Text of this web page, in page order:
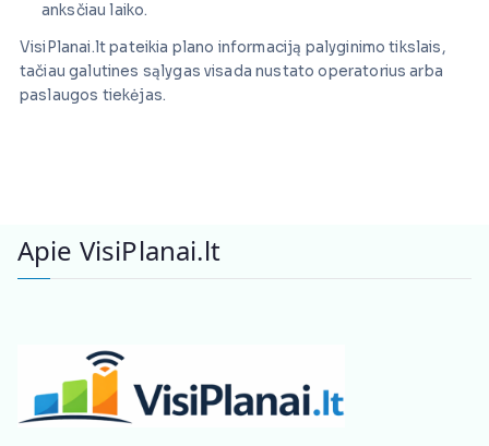
anksčiau laiko.
VisiPlanai.lt pateikia plano informaciją palyginimo tikslais,
tačiau galutines sąlygas visada nustato operatorius arba
paslaugos tiekėjas.
Apie VisiPlanai.lt